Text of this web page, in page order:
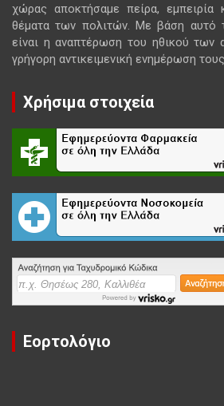
χώρας αποκτήσαμε πείρα,
θέματα των πολιτών. Με βάση αυτό
είναι η αναπτέρωση του ηθικού των
γρήγορη αντικειμενική ενημέρωση
Χρήσιμα στοιχεία
Εορτολόγιο